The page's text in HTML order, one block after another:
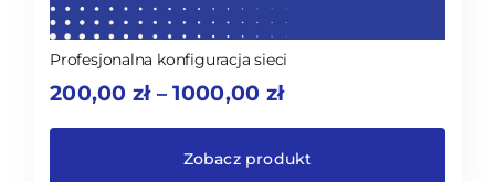
Profesjonalna konfiguracja sieci
200,00zł – 1000,00 złZakres
od
200,00 zł
Zobacz produkt